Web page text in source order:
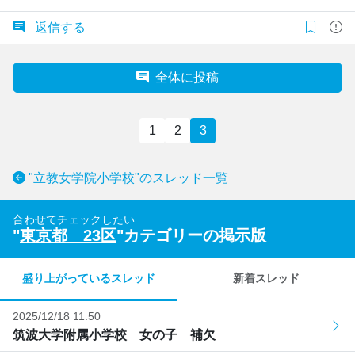
返信する
全体に投稿
1 2 3
"立教女学院小学校"のスレッド一覧
合わせてチェックしたい
"東京都 23区"カテゴリーの掲示版
盛り上がっているスレッド 新着スレッド
2025/12/18 11:50
筑波大学附属小学校 女の子 補欠